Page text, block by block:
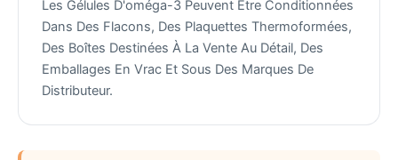
Les Gélules D'oméga-3 Peuvent Être Conditionnées
Dans Des Flacons, Des Plaquettes Thermoformées,
Des Boîtes Destinées À La Vente Au Détail, Des
Emballages En Vrac Et Sous Des Marques De
Distributeur.